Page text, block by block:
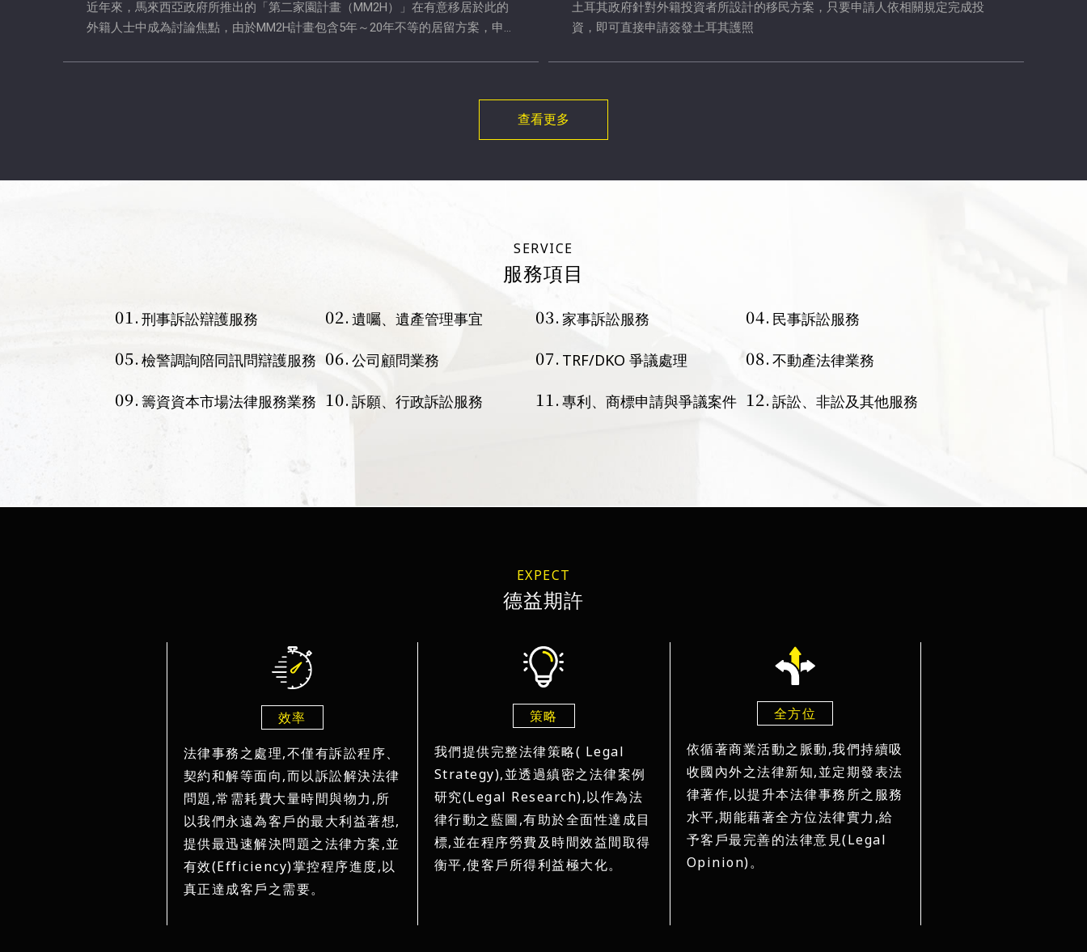
近年來，馬來西亞政府所推出的「第二家園計畫（MM2H）」在有意移居於此的
外籍人士中成為討論焦點，由於MM2H計畫包含5年～20年不等的居留方案，申
土耳其政府針對外籍投資者所設計的移民方案，只要申請人依相關規定完成投
資，即可直接申請簽發土耳其護照
查看更多
SERVICE
服務項目
01. 刑事訴訟辯護服務 02. 遺囑、遺產管理事宜 03. 家事訴訟服務 04. 民事訴訟服務
05. 檢警調詢陪同訊問辯護服務 06. 公司顧問業務 07. TRF/DKO 爭議處理 08. 不動產法律業務
09. 籌資資本市場法律服務業務 10. 訴願、行政訴訟服務 11. 專利、商標申請與爭議案件 12.訴訟、非訟及其他服務
EXPECT
德益期許
效率
法律事務之處理,不僅有訴訟程序、
契約和解等面向,而以訴訟解決法律
問題,常需耗費大量時間與物力,所
以我們永遠為客戶的最大利益著想,
提供最迅速解決問題之法律方案,並
有效(Efficiency)掌控程序進度,以
真正達成客戶之需要。
策略
我們提供完整法律策略( Legal
Strategy),並透過縝密之法律案例
研究(Legal Research),以作為法
律行動之藍圖,有助於全面性達成目
標,並在程序勞費及時間效益間取得
衡平,使客戶所得利益極大化。
全方位
依循著商業活動之脈動,我們持續吸
收國內外之法律新知,並定期發表法
律著作,以提升本法律事務所之服務
水平,期能藉著全方位法律實力,給
予客戶最完善的法律意見(Legal
Opinion)。